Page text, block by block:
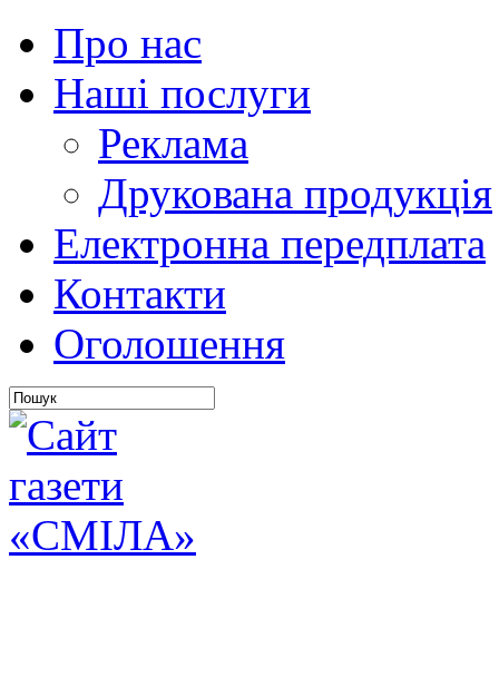
Про нас
Наші послуги
Реклама
Друкована продукція
Електронна передплата
Контакти
Оголошення